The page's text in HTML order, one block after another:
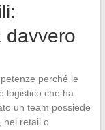
davvero
perché le
logistico che ha
un team possiede
nel retail o